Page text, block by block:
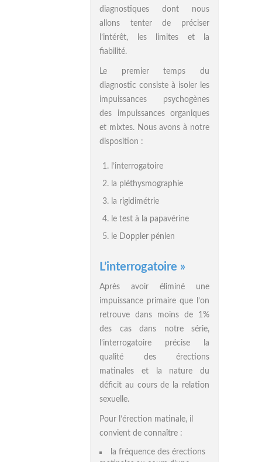
diagnostiques dont nous
allons tenter de préciser
l’intérêt, les limites et la
fiabilité.
Le premier temps du
diagnostic consiste à isoler les
impuissances psychogènes
des impuissances organiques
et mixtes. Nous avons à notre
disposition :
l’interrogatoire
la pléthysmographie
la rigidimétrie
le test à la papavérine
le Doppler pénien
L’interrogatoire »
Après avoir éliminé une
impuissance primaire que l’on
retrouve dans moins de 1%
des cas dans notre série,
l’interrogatoire précise la
qualité des érections
matinales et la nature du
déficit au cours de la relation
sexuelle.
Pour l’érection matinale, il
convient de connaître :
la fréquence des érections